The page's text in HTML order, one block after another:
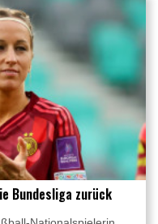
Bundesliga zurück